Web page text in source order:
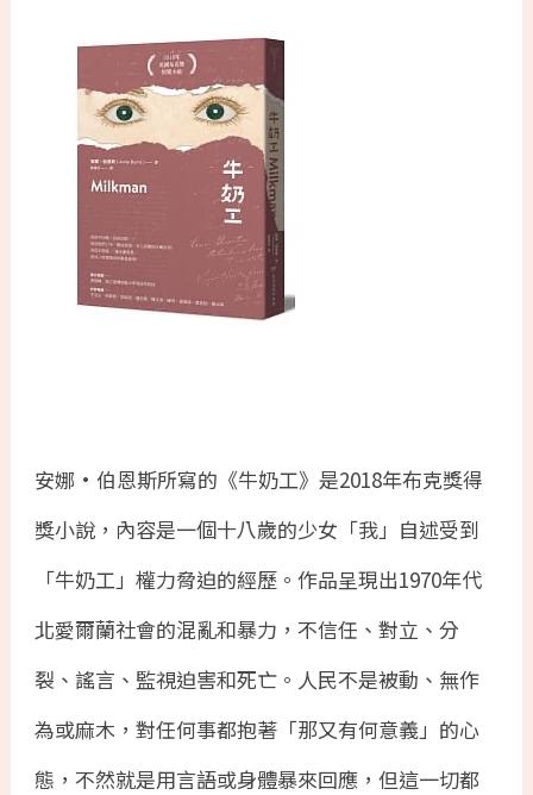
安娜·伯恩斯所寫的《牛奶工》是2018年布克獎得
獎小說，內容是一個十八歲的少女「我」自述受到
「牛奶工」權力脅迫的經歷。作品呈現出1970年代
北愛爾蘭社會的混亂和暴力，不信任、對立、分
裂、謠言、監視迫害和死亡。人民不是被動、無作
為或麻木，對任何事都抱著「那又有何意義」的心
態，不然就是用言語或身體暴來回應，但這一切都